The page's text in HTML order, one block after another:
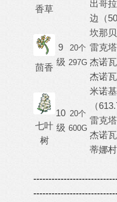
香草
出哥
边（
茴香
9
级
20个
297G
坎那
雷克
杰诺
杰诺
七叶
树
10
级
20个
600G
米诺
（
雷克
杰诺
蒂娜